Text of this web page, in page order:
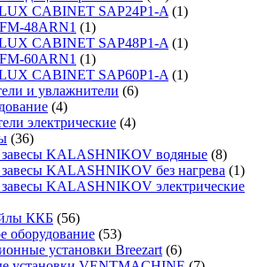
CABINET SAP24P1-A (1)
48ARN1 (1)
CABINET SAP48P1-A (1)
60ARN1 (1)
CABINET SAP60P1-A (1)
и увлажнители (6)
(4)
электрические (4)
(36)
KALASHNIKOV водяные (8)
KALASHNIKOV без нагрева (1)
KALASHNIKOV электрические
ККБ (56)
оборудование (53)
установки Breezart (6)